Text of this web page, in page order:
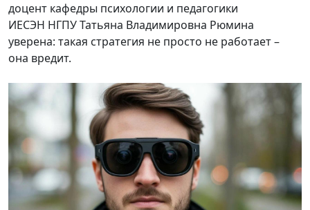
доцент кафедры психологии и педагогики
ИЕСЭН НГПУ Татьяна Владимировна Рюмина
уверена: такая стратегия не просто не работает –
она вредит.